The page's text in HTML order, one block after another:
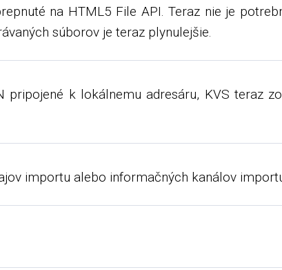
na HTML5 File API. Teraz nie je
súborov je teraz plynulejšie.
pripojené k lokálnemu adresáru, KVS teraz
importu alebo informačných kanálov